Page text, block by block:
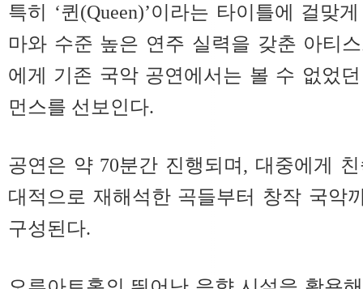
특히 ‘퀸(Queen)’이라는 타이틀에 걸맞
마와 수준 높은 연주 실력을 갖춘 아티
에게 기존 국악 공연에서는 볼 수 없었
먼스를 선보인다.
공연은 약 70분간 진행되며, 대중에게
대적으로 재해석한 곡들부터 창작 국악
구성된다.